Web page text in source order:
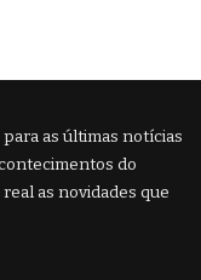
as últimas notícias
do
as novidades que